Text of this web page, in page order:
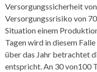
Versorgungssicherheit
Versorgungssrisiko von
Situation einem
Tagen wird in diesem
über das Jahr betrachtet
entspricht. An 30 von100